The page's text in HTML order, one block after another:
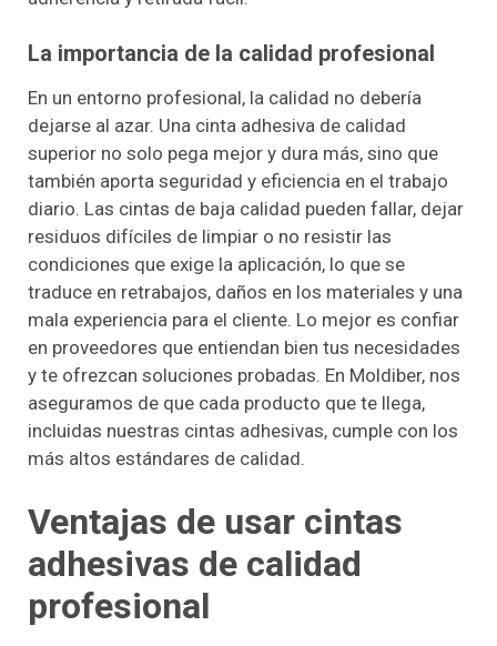
La importancia de la calidad profesional
En un entorno profesional, la calidad no debería
dejarse al azar. Una cinta adhesiva de calidad
superior no solo pega mejor y dura más, sino que
también aporta seguridad y eficiencia en el trabajo
diario. Las cintas de baja calidad pueden fallar, dejar
residuos difíciles de limpiar o no resistir las
condiciones que exige la aplicación, lo que se
traduce en retrabajos, daños en los materiales y una
mala experiencia para el cliente. Lo mejor es confiar
en proveedores que entiendan bien tus necesidades
y te ofrezcan soluciones probadas. En Moldiber, nos
aseguramos de que cada producto que te llega,
incluidas nuestras cintas adhesivas, cumple con los
más altos estándares de calidad.
Ventajas de usar cintas
adhesivas de calidad
profesional